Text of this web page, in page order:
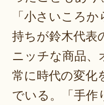
「小さいころ
持ちが鈴木代表
ニッチな商品
常に時代の変化
でいる。「手作